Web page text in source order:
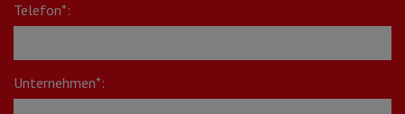
Telefon*:
Unternehmen*: